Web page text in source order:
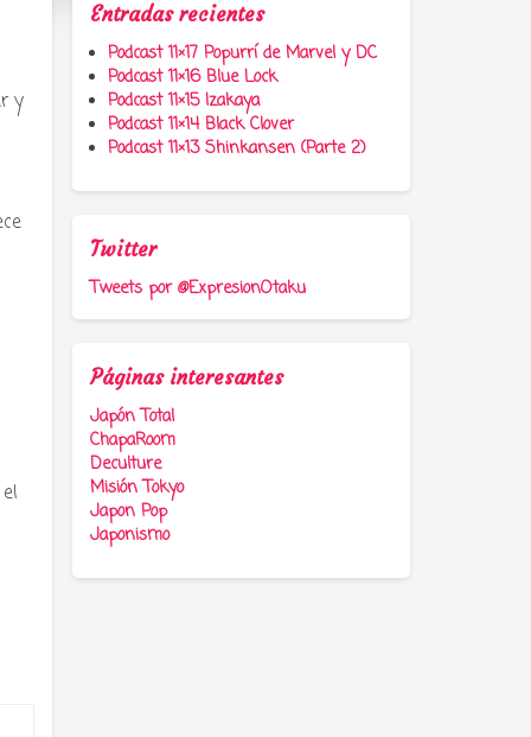
y
Entradas recientes
Podcast 11×17 Popurrí de Marvel y DC
Podcast 11×16 Blue Lock
Podcast 11×15 Izakaya
Podcast 11×14 Black Clover
Podcast 11×13 Shinkansen (Parte 2)
Twitter
Tweets por @ExpresionOtaku
Páginas interesantes
Japón Total
ChapaRoom
Deculture
Misión Tokyo
Japon Pop
Japonismo